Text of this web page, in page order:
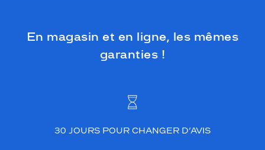
En magasin et en ligne, les mêmes
garanties !
30 JOURS POUR CHANGER D’AVIS